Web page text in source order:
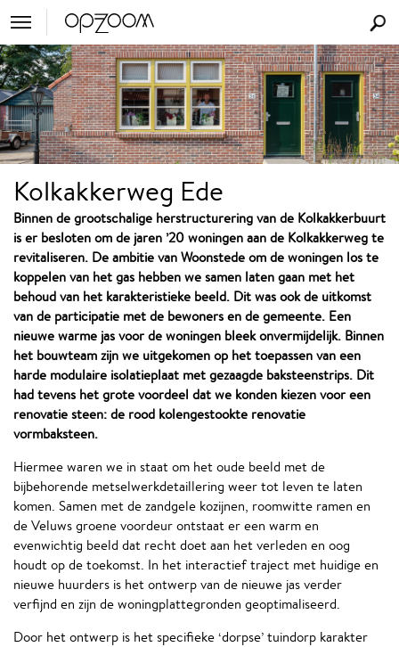
Kolkakkerweg Ede
Binnen de grootschalige herstructurering van de Kolkakkerbuurt
is er besloten om de jaren ’20 woningen aan de Kolkakkerweg te
revitaliseren. De ambitie van Woonstede om de woningen los te
koppelen van het gas hebben we samen laten gaan met het
behoud van het karakteristieke beeld. Dit was ook de uitkomst
van de participatie met de bewoners en de gemeente. Een
nieuwe warme jas voor de woningen bleek onvermijdelijk. Binnen
het bouwteam zijn we uitgekomen op het toepassen van een
harde modulaire isolatieplaat met gezaagde baksteenstrips. Dit
had tevens het grote voordeel dat we konden kiezen voor een
renovatie steen: de rood kolengestookte renovatie
vormbaksteen.
Hiermee waren we in staat om het oude beeld met de
bijbehorende metselwerkdetaillering weer tot leven te laten
komen. Samen met de zandgele kozijnen, roomwitte ramen en
de Veluws groene voordeur ontstaat er een warm en
evenwichtig beeld dat recht doet aan het verleden en oog
houdt op de toekomst. In het interactief traject met huidige en
nieuwe huurders is het ontwerp van de nieuwe jas verder
verfijnd en zijn de woningplattegronden geoptimaliseerd.
Door het ontwerp is het specifieke ‘dorpse’ tuindorp karakter